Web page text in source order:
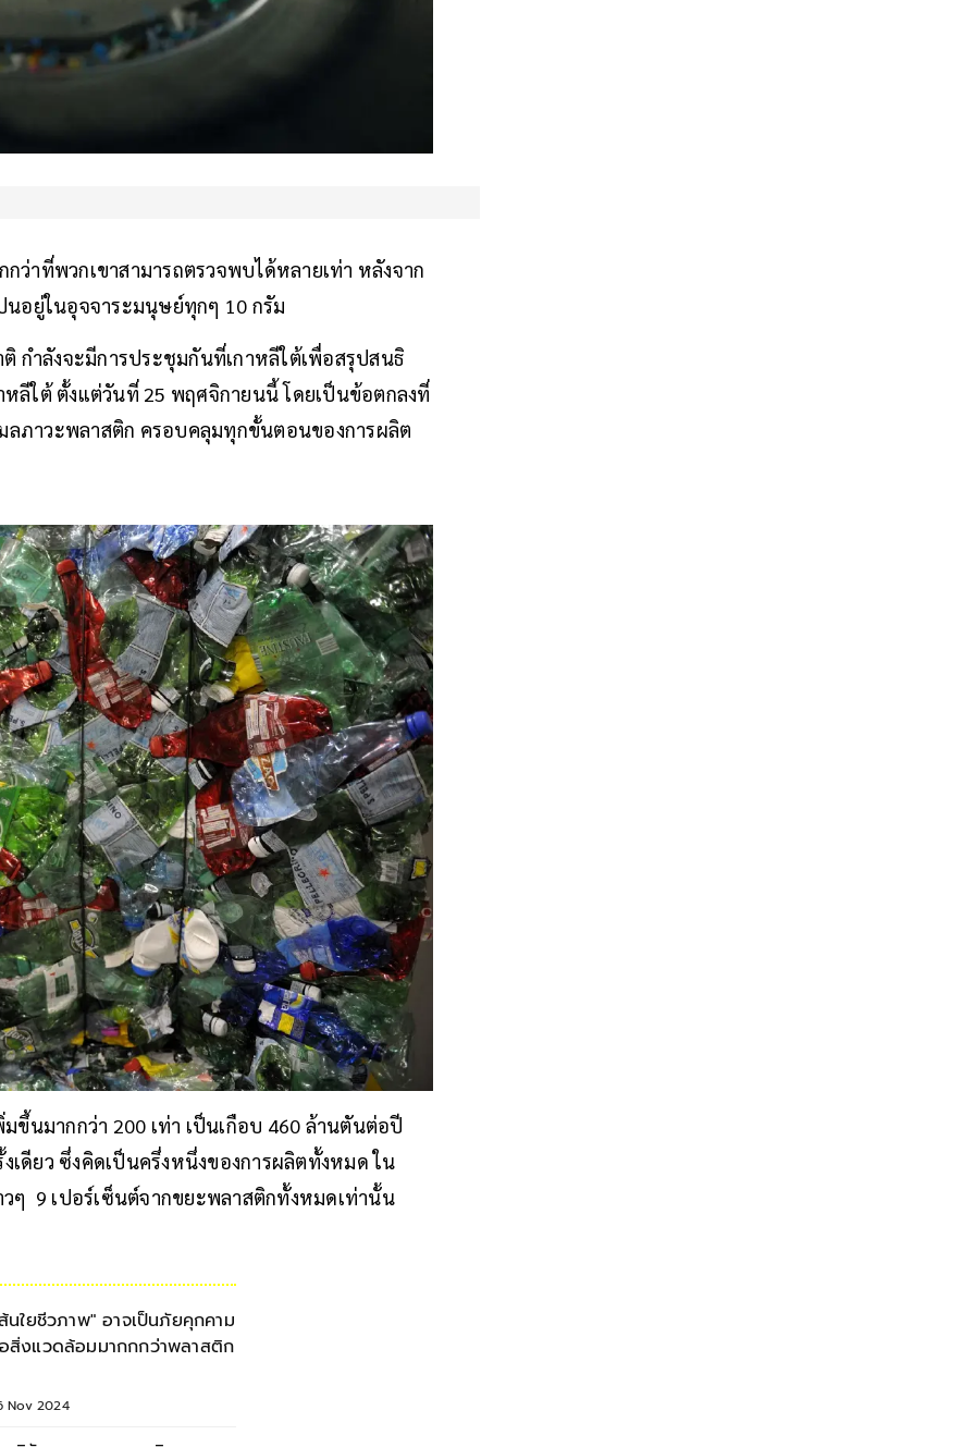
ว่าที่พวกเขาสามารถตรวจพบได้หลายเท่า หลังจาก
อยู่ในอุจจาระมนุษย์ทุกๆ 10 กรัม
ำลังจะมีการประชุมกันที่เกาหลีใต้เพื่อสรุปสนธิ
ลีใต้ ตั้งแต่วันที่ 25 พฤศจิกายนนี้ โดยเป็นข้อตกลงที่
ภาวะพลาสติก ครอบคลุมทุกขั้นตอนของการผลิต
ขึ้นมากกว่า 200 เท่า เป็นเกือบ 460 ล้านตันต่อปี
ดียว ซึ่งคิดเป็นครึ่งหนึ่งของการผลิตทั้งหมด ใน
ๆ 9 เปอร์เซ็นต์จากขยะพลาสติกทั้งหมดเท่านั้น
นใยชีวภาพ" อาจเป็นภัยคุกคาม
สิ่งแวดล้อมมากกกว่าพลาสติก
Nov 2024